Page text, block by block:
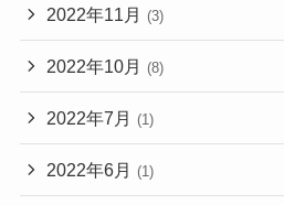
2022年11月 (3)
2022年10月 (8)
2022年7月 (1)
2022年6月 (1)